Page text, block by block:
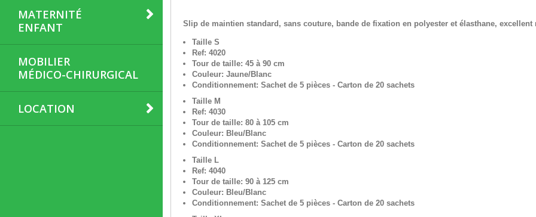
MATERNITÉ
ENFANT
MOBILIER
MÉDICO-CHIRURGICAL
LOCATION
Slip de maintien standard, sans couture, bande de fixation en polyester et élasthane, excellent
Taille S
Ref: 4020
Tour de taille: 45 à 90 cm
Couleur: Jaune/Blanc
Conditionnement: Sachet de 5 pièces - Carton de 20 sachets
Taille M
Ref: 4030
Tour de taille: 80 à 105 cm
Couleur: Bleu/Blanc
Conditionnement: Sachet de 5 pièces - Carton de 20 sachets
Taille L
Ref: 4040
Tour de taille: 90 à 125 cm
Couleur: Bleu/Blanc
Conditionnement: Sachet de 5 pièces - Carton de 20 sachets